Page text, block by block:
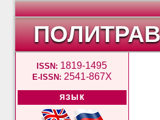
ISSN: 1819-1495
E-ISSN: 2541-867X
ЯЗЫК